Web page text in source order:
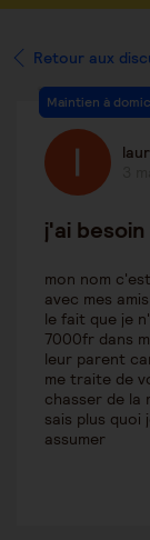
Retour aux
Maintien à
j'ai
mon nom
avec mes
le fait que je
7000fr dans
leur parent
me traite de
chasser de la
sais plus quoi
assumer